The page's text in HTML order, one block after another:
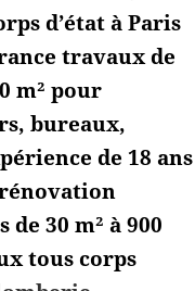
d’état à Paris
travaux de
m² pour
bureaux,
de 18 ans
30 m² à 900
tous corps